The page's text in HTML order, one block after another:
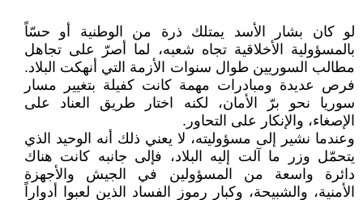
لو كان بشار الأسد يمتلك ذرة من الوطنية أو حسّاً
بالمسؤولية الأخلاقية تجاه شعبه، لما أصرّ على تجاهل
مطالب السوريين طوال سنوات الأزمة التي أنهكت البلاد.
فرص عديدة ومبادرات مهمة كانت كفيلة بتغيير مسار
سوريا نحو برّ الأمان، لكنه اختار طريق العناد على
الإصغاء، والإنكار على التحاور.
وعندما نشير إلى مسؤوليته، لا يعني ذلك أنه الوحيد الذي
يتحمّل وزر ما آلت إليه البلاد، فإلى جانبه كانت هناك
دائرة واسعة من المسؤولين في الجيش والأجهزة
الأمنية، والشبيحة، وكبار رموز الفساد الذين لعبوا أدواراً